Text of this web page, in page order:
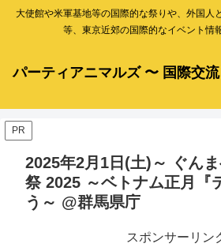
大使館や米軍基地等の国際的な祭りや、外国人
等、東京近郊の国際的なイベント情
パーティアニマルズ 〜 国際交
PR
2025年2月1日(土)～ ぐん
祭 2025 ～ベトナム正月『
う～ @群馬県庁
スポンサーリン